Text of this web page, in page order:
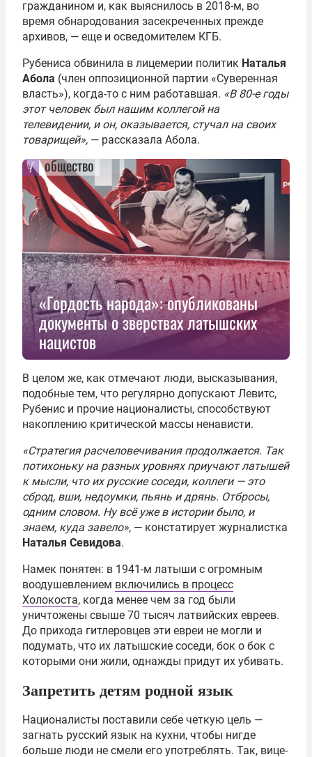
гражданином и, как выяснилось в 2018-м, во
время обнародования засекреченных прежде
архивов, — еще и осведомителем КГБ.
Рубениса обвинила в лицемерии политик Наталья
Абола (член оппозиционной партии «Суверенная
власть»), когда-то с ним работавшая. «В 80-е годы
этот человек был нашим коллегой на
телевидении, и он, оказывается, стучал на своих
товарищей», — рассказала Абола.
общество
«Гордость народа»: опубликованы
документы о зверствах латышских
нацистов
В целом же, как отмечают люди, высказывания,
подобные тем, что регулярно допускают Левитс,
Рубенис и прочие националисты, способствуют
накоплению критической массы ненависти.
«Стратегия расчеловечивания продолжается. Так
потихоньку на разных уровнях приучают латышей
к мысли, что их русские соседи, коллеги — это
сброд, вши, недоумки, пьянь и дрянь. Отбросы,
одним словом. Ну всё уже в истории было, и
знаем, куда завело», — констатирует журналистка
Наталья Севидова.
Намек понятен: в 1941-м латыши с огромным
воодушевлением включились в процесс
Холокоста, когда менее чем за год были
уничтожены свыше 70 тысяч латвийских евреев.
До прихода гитлеровцев эти евреи не могли и
подумать, что их латышские соседи, бок о бок с
которыми они жили, однажды придут их убивать.
Запретить детям родной язык
Националисты поставили себе четкую цель —
загнать русский язык на кухни, чтобы нигде
больше люди не смели его употреблять. Так, вице-